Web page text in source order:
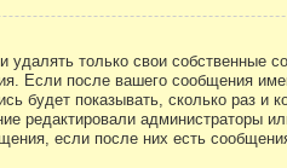
только свои собственные
Если после вашего сообщения
показывать, сколько раз и
администраторы
если после них есть